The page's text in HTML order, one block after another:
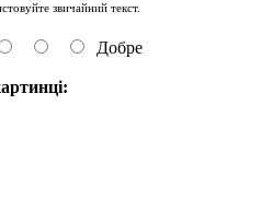
звичайний текст.
Добре